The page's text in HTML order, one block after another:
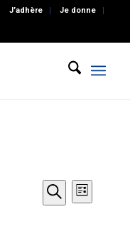
J’adhère Je donne
etRecherche
de
Liste